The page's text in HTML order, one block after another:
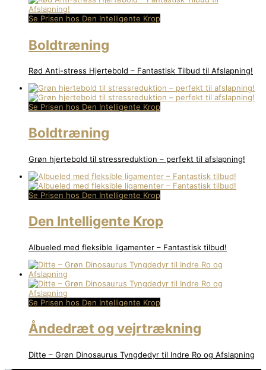
Se Prisen hos Den Intelligente Krop
Boldtræning
Rød Anti-stress Hjertebold – Fantastisk Tilbud til Afslapning!
Se Prisen hos Den Intelligente Krop
Boldtræning
Grøn hjertebold til stressreduktion – perfekt til afslapning!
Se Prisen hos Den Intelligente Krop
Den Intelligente Krop
Albueled med fleksible ligamenter – Fantastisk tilbud!
Se Prisen hos Den Intelligente Krop
Åndedræt og vejrtrækning
Ditte – Grøn Dinosaurus Tyngdedyr til Indre Ro og Afslapning